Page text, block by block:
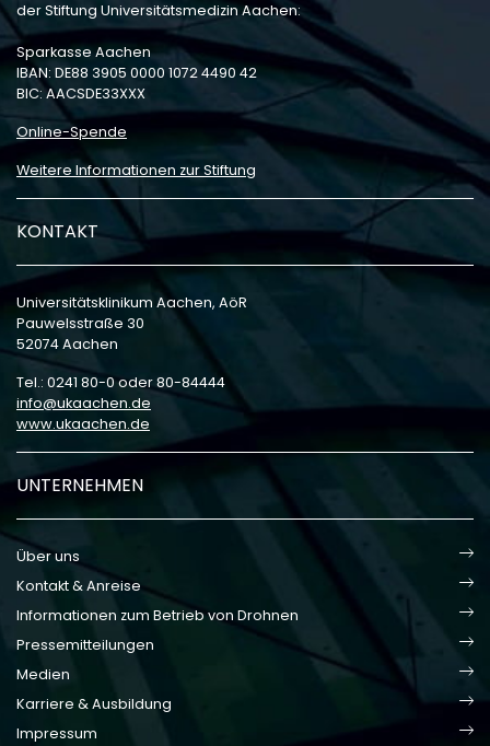
der Stiftung Universitätsmedizin Aachen:
Sparkasse Aachen
IBAN: DE88 3905 0000 1072 4490 42
BIC: AACSDE33XXX
Online-Spende
Weitere Informationen zur Stiftung
KONTAKT
Universitätsklinikum Aachen, AöR
Pauwelsstraße 30
52074 Aachen
Tel.: 0241 80-0 oder 80-84444
info
ukaachen de
www.ukaachen.de
UNTERNEHMEN
Über uns
Kontakt & Anreise
Informationen zum Betrieb von Drohnen
Pressemitteilungen
Medien
Karriere & Ausbildung
Impressum